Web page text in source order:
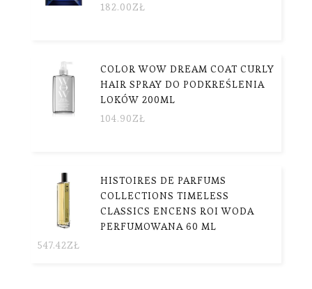
182.00ZŁ
COLOR WOW DREAM COAT CURLY
HAIR SPRAY DO PODKREŚLENIA
LOKÓW 200ML
104.90ZŁ
HISTOIRES DE PARFUMS
COLLECTIONS TIMELESS
CLASSICS ENCENS ROI WODA
PERFUMOWANA 60 ML
547.42ZŁ